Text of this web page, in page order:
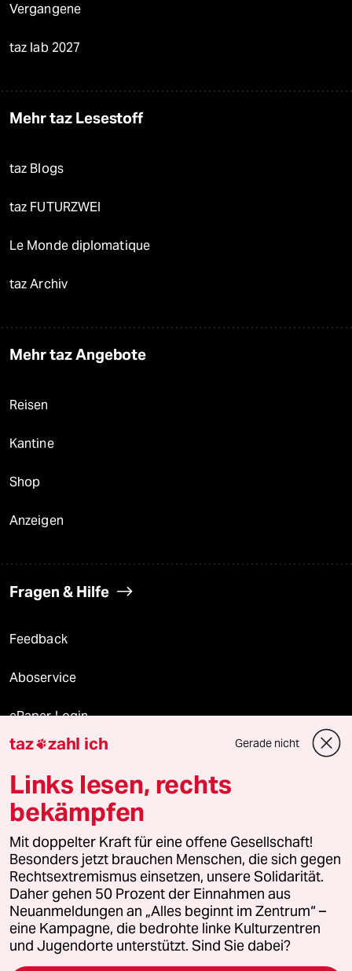
Vergangene
taz lab 2027
Mehr taz Lesestoff
taz Blogs
taz FUTURZWEI
Le Monde diplomatique
taz Archiv
Mehr taz Angebote
Reisen
Kantine
Shop
Anzeigen
Fragen & Hilfe
Feedback
Aboservice
ePaper Login
Downloads für Abonnierende
© 2026 taz Verlags und Vertriebs GmbH
Alle Rechte vorbehalten. Bei rechtlichen Fragen oder für Genehmigungen
wenden Sie sich bitte an
lizenzen@taz.de
Feedback Redaktionsstatut Kommune-Richtlinien
Leitlinie Informant Datenschutz Impressum AGB
taz zahl ich Gerade nicht
Links lesen, rechts
bekämpfen
Mit doppelter Kraft für eine offene Gesellschaft!
Besonders jetzt brauchen Menschen, die sich gegen
Rechtsextremismus einsetzen, unsere Solidarität.
Daher gehen 50 Prozent der Einnahmen aus
Neuanmeldungen an „Alles beginnt im Zentrum“ –
eine Kampagne, die bedrohte linke Kulturzentren
und Jugendorte unterstützt. Sind Sie dabei?